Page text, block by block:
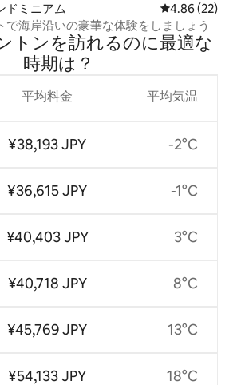
ドミニアム レビュー22
4.86 (22)
で海岸沿いの豪華な体験をしましょう
トンを訪⁠れ⁠るの⁠に最⁠適⁠な
時⁠期⁠は⁠？
平均料金
¥38,193 JPY
¥36,615 JPY
¥40,403 JPY
¥40,718 JPY
¥45,769 JPY
¥54,133 JPY
平均気温
-2°C
-1°C
3°C
8°C
13°C
18°C